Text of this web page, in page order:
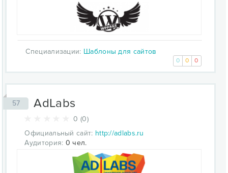
Специализации: Шаблоны для сайтов
0 0 0
57 AdLabs
0 (0)
Официальный сайт: http://adlabs.ru
Аудитория: 0 чел.